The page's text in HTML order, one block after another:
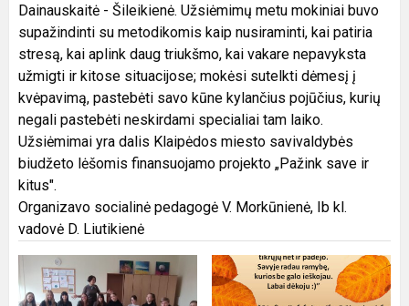
Dainauskaitė - Šileikienė. Užsiėmimų metu mokiniai buvo
supažindinti su metodikomis kaip nusiraminti, kai patiria
stresą, kai aplink daug triukšmo, kai vakare nepavyksta
užmigti ir kitose situacijose; mokėsi sutelkti dėmesį į
kvėpavimą, pastebėti savo kūne kylančius pojūčius, kurių
negali pastebėti neskirdami specialiai tam laiko.
Užsiėmimai yra dalis Klaipėdos miesto savivaldybės
biudžeto lėšomis finansuojamo projekto „Pažink save ir
kitus".
Organizavo socialinė pedagogė V. Morkūnienė, Ib kl.
vadovė D. Liutikienė